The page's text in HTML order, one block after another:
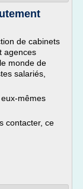
de cabinets
agences
monde de
salariés,
mêmes
contacter, ce